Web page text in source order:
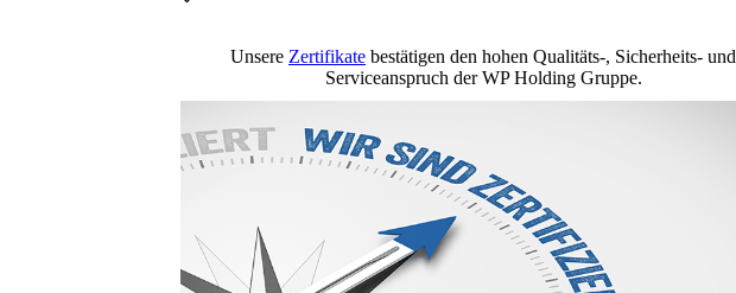
Unsere Zertifikate bestätigen den hohen Qualitäts-, Sicherheits- und
Serviceanspruch der WP Holding Gruppe.